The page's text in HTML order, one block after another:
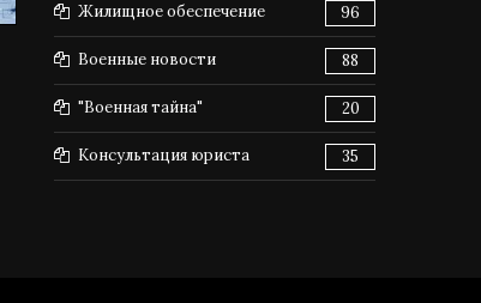
Жилищное обеспечение 96
Военные новости 88
"Военная тайна" 20
Консультация юриста 35